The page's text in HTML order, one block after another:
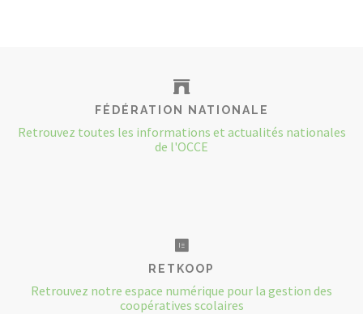
FÉDÉRATION NATIONALE
Retrouvez toutes les informations et actualités nationales
de l'OCCE
RETKOOP
Retrouvez notre espace numérique pour la gestion des
coopératives scolaires